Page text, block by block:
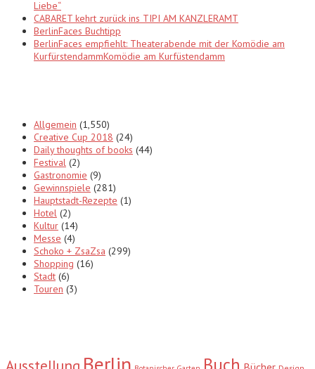
Liebe“
CABARET kehrt zurück ins TIPI AM KANZLERAMT
BerlinFaces Buchtipp
BerlinFaces empfiehlt: Theaterabende mit der Komödie am
KurfürstendammKomödie am Kurfüstendamm
Allgemein (1,550)
Creative Cup 2018 (24)
Daily thoughts of books (44)
Festival (2)
Gastronomie (9)
Gewinnspiele (281)
Hauptstadt-Rezepte (1)
Hotel (2)
Kultur (14)
Messe (4)
Schoko + ZsaZsa (299)
Shopping (16)
Stadt (6)
Touren (3)
Berlin